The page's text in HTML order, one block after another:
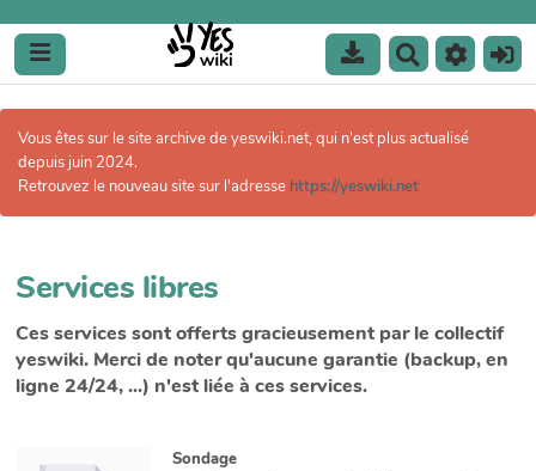
e
e
h
Vous êtes sur le site archive de yeswiki.net, qui n'est plus actualisé
depuis juin 2024.
Retrouvez le nouveau site sur l'adresse https://yeswiki.net
Services libres
Ces services sont offerts gracieusement par le collectif
yeswiki. Merci de noter qu'aucune garantie (backup, en
ligne 24/24, ...) n'est liée à ces services.
Sondage